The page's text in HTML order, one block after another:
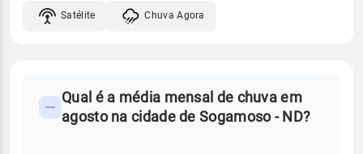
Satélite Chuva Agora
Perguntas
Qual é a média mensal de chuva em
agosto na cidade de Sogamoso - ND?